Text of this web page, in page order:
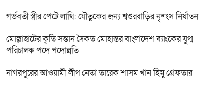
গর্ভবতী স্ত্রীর পেটে লাথি: যৌতুকের জন্য শ্বশুরবাড়ির নৃশংস নির্যাতন
মোল্লাহাটের কৃতি সন্তান সৈকত মোহান্তর বাংলাদেশ ব্যাংকের যুগ্ম
পরিচালক পদে পদোন্নতি
নাগরপুরের আওয়ামী লীগ নেতা তারেক শাসম খান হিমু গ্রেফতার